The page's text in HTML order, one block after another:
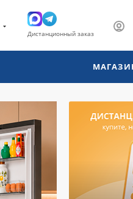
Дистанционный заказ